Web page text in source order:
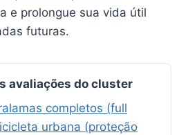
e prolongue sua vida útil
futuras.
avaliações do cluster
completos (full
urbana (proteção